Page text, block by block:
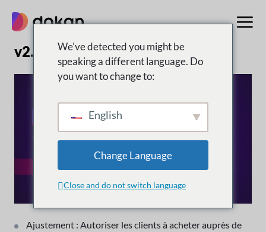
contenu
v2.9.1 | 15 octobre 2018
Ajustement : Autoriser les clients à acheter auprès de
We've detected you might be
speaking a different language. Do
you want to change to:
English
Change Language
Close and do not switch language